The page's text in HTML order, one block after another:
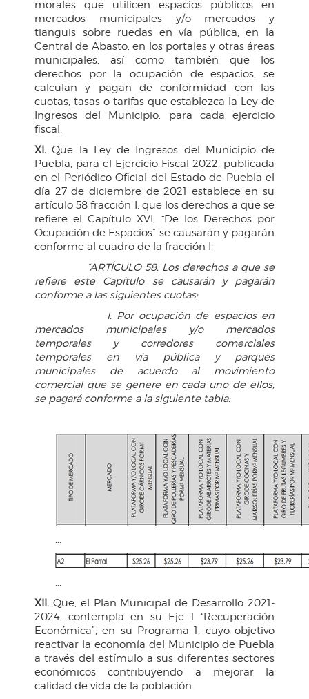
morales que utilicen espacios públicos en
mercados municipales y/o mercados y
tianguis sobre ruedas en vía pública, en la
Central de Abasto, en los portales y otras áreas
municipales, así como también que los
derechos por la ocupación de espacios, se
calculan y pagan de conformidad con las
cuotas, tasas o tarifas que establezca la Ley de
Ingresos del Municipio, para cada ejercicio
fiscal.
XI. Que la Ley de Ingresos del Municipio de
Puebla, para el Ejercicio Fiscal 2022, publicada
en el Periódico Oficial del Estado de Puebla el
día 27 de diciembre de 2021 establece en su
artículo 58 fracción I, que los derechos a que se
refiere el Capítulo XVI, “De los Derechos por
Ocupación de Espacios” se causarán y pagarán
conforme al cuadro de la fracción I:
“ARTÍCULO 58. Los derechos a que se
refiere este Capítulo se causarán y pagarán
conforme a las siguientes cuotas:
I. Por ocupación de espacios en
mercados municipales y/o mercados
temporales y corredores comerciales
temporales en vía pública y parques
municipales de acuerdo al movimiento
comercial que se genere en cada uno de ellos,
se pagará conforme a la siguiente tabla:
...
XII. Que, el Plan Municipal de Desarrollo 2021-
2024, contempla en su Eje 1 “Recuperación
Económica”, en su Programa 1, cuyo objetivo
reactivar la economía del Municipio de Puebla
a través del estímulo a sus diferentes sectores
económicos contribuyendo a mejorar la
calidad de vida de la población.